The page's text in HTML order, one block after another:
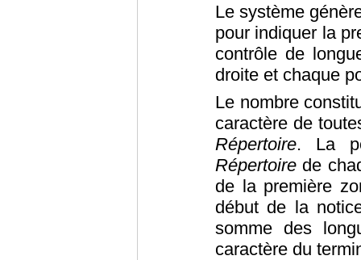
Le système
pour indiquer la
contrôle de
droite et chaque
Le nombre
caractère de
Répertoire. La
Répertoirede
de la première
début de la
somme des
caractère du